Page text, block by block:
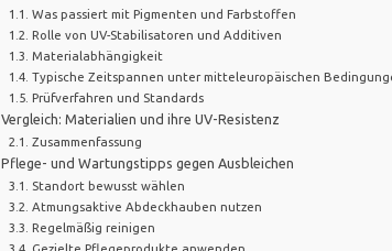
Was passiert mit Pigmenten und Farbstoffen
Rolle von UV-Stabilisatoren und Additiven
Materialabhängigkeit
Typische Zeitspannen unter mitteleuropäischen
Prüfverfahren und Standards
Vergleich: Materialien und ihre UV-Resistenz
Zusammenfassung
Pflege- und Wartungstipps gegen Ausbleichen
Standort bewusst wählen
Atmungsaktive Abdeckhauben nutzen
Regelmäßig reinigen
Gezielte Pflegeprodukte anwenden